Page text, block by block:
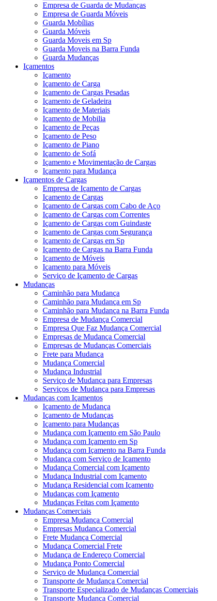
Empresa de Guarda de Mudanças
Empresa de Guarda Móveis
Guarda Mobílias
Guarda Móveis
Guarda Moveis em Sp
Guarda Moveis na Barra Funda
Guarda Mudanças
Içamentos
Içamento
Içamento de Carga
Içamento de Cargas Pesadas
Içamento de Geladeira
Içamento de Materiais
Içamento de Mobilia
Içamento de Peças
Içamento de Peso
Içamento de Piano
Içamento de Sofá
Içamento e Movimentação de Cargas
Içamento para Mudança
Içamentos de Cargas
Empresa de Içamento de Cargas
Içamento de Cargas
Içamento de Cargas com Cabo de Aço
Içamento de Cargas com Correntes
Içamento de Cargas com Guindaste
Içamento de Cargas com Segurança
Içamento de Cargas em Sp
Içamento de Cargas na Barra Funda
Içamento de Móveis
Içamento para Móveis
Serviço de Içamento de Cargas
Mudanças
Caminhão para Mudança
Caminhão para Mudança em Sp
Caminhão para Mudança na Barra Funda
Empresa de Mudança Comercial
Empresa Que Faz Mudança Comercial
Empresas de Mudança Comercial
Empresas de Mudanças Comerciais
Frete para Mudança
Mudança Comercial
Mudança Industrial
Serviço de Mudança para Empresas
Serviços de Mudança para Empresas
Mudanças com Içamentos
Içamento de Mudança
Içamento de Mudanças
Içamento para Mudanças
Mudança com Içamento em São Paulo
Mudança com Içamento em Sp
Mudança com Içamento na Barra Funda
Mudança com Serviço de Içamento
Mudança Comercial com Içamento
Mudança Industrial com Içamento
Mudança Residencial com Içamento
Mudanças com Içamento
Mudanças Feitas com Içamento
Mudanças Comerciais
Empresa Mudança Comercial
Empresas Mudança Comercial
Frete Mudança Comercial
Mudança Comercial Frete
Mudança de Endereço Comercial
Mudança Ponto Comercial
Serviço de Mudança Comercial
Transporte de Mudança Comercial
Transporte Especializado de Mudanças Comerciais
Transporte Mudança Comercial